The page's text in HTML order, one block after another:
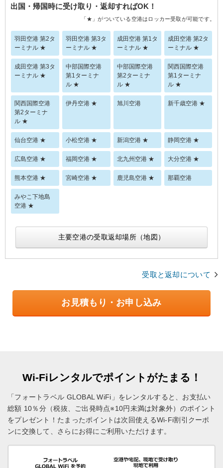
出国・帰国時に受け取り・返却すればOK！
「★」がついている空港はロッカー受取が可能です。
羽田空港 第2タ
ーミナル ★
羽田空港 第3タ
ーミナル ★
成田空港 第1タ
ーミナル ★
成田空港 第2タ
ーミナル ★
成田空港 第3タ
ーミナル ★
中部国際空港
第1ターミナ
ル ★
中部国際空港
第2ターミナ
ル ★
関西国際空港
第1ターミナ
ル ★
関西国際空港
第2ターミナ
ル ★
伊丹空港 ★ 旭川空港 新千歳空港 ★
仙台空港 ★ 小松空港 ★ 新潟空港 ★ 静岡空港 ★
広島空港 ★ 福岡空港 ★ 北九州空港 ★ 大分空港 ★
熊本空港 ★ 宮崎空港 ★ 鹿児島空港 ★ 那覇空港
みやこ下地島
空港 ★
主要空港の受取返却場所（地図）
受取と返却について
お見積もり・お申し込み
Wi-Fiレンタルでポイントがたまる！
「フォートラベル GLOBAL WiFi」をレンタルすると、お支払い
総額 10％分（税抜、ご出発時点※10円未満は対象外）のポイント
をプレゼント！ たまったポイントは次回使えるWi-Fi割引クーポ
ンに交換して、さらにお得にご利用いただけます。